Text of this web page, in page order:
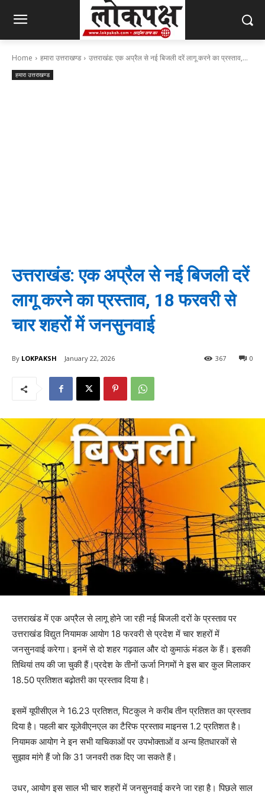
Home हमारा उत्तराखण्ड उत्तराखंड: एक अप्रैल से नई बिजली दरें लागू करने का प्रस्ताव,...
हमारा उत्तराखण्ड
उत्तराखंड: एक अप्रैल से नई बिजली दरें
लागू करने का प्रस्ताव, 18 फरवरी से
चार शहरों में जनसुनवाई
By LOKPAKSH January 22, 2026 0
367
उत्तराखंड में एक अप्रैल से लागू होने जा रही नई बिजली दरों के प्रस्ताव पर
उत्तराखंड विद्युत नियामक आयोग 18 फरवरी से प्रदेश में चार शहरों में
जनसुनवाई करेगा। इनमें से दो शहर गढ़वाल और दो कुमाऊं मंडल के हैं। इसकी
तिथियां तय की जा चुकी हैं।प्रदेश के तीनों ऊर्जा निगमों ने इस बार कुल मिलाकर
18.50 प्रतिशत बढ़ोतरी का प्रस्ताव दिया है।
इसमें यूपीसीएल ने 16.23 प्रतिशत, पिटकुल ने करीब तीन प्रतिशत का प्रस्ताव
दिया है। पहली बार यूजेवीएनएल का टैरिफ प्रस्ताव माइनस 1.2 प्रतिशत है।
नियामक आयोग ने इन सभी याचिकाओं पर उपभोक्ताओं व अन्य हितधारकों से
सुझाव मांगे हैं जो कि 31 जनवरी तक दिए जा सकते हैं।
उधर, आयोग इस साल भी चार शहरों में जनसुनवाई करने जा रहा है। पिछले साल